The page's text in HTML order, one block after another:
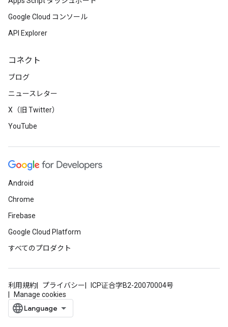
Google Cloud コンソール
API Explorer
コネクト
ブログ
ニュースレター
X（旧 Twitter）
YouTube
Android
Chrome
Firebase
Google Cloud Platform
すべてのプロダクト
利用規約 プライバシー
ICP证合字B2-20070004号
Manage cookies